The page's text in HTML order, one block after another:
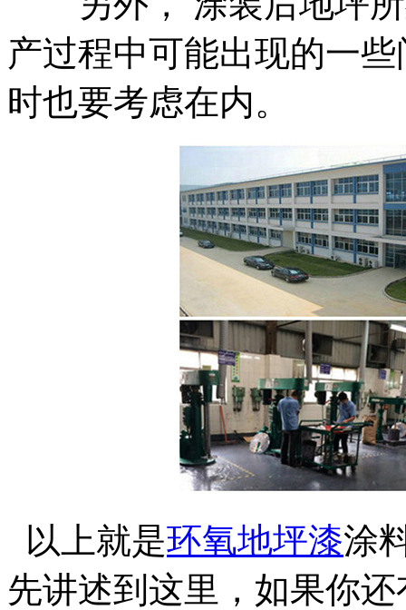
产过程中可能出现的一
时也要考虑在内。
以上就是环氧地坪漆涂
先讲述到这里，如果你